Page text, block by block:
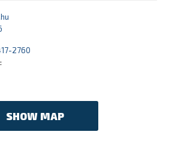
2760
SHOW MAP